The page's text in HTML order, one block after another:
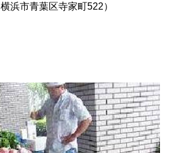
横浜市青葉区寺家町522）